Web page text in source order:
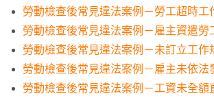
勞動檢查後常見違法案例－勞工超時工
勞動檢查後常見違法案例－雇主資遣
勞動檢查後常見違法案例－未訂立工作
勞動檢查後常見違法案例－雇主未依法
勞動檢查後常見違法案例－工資未全額